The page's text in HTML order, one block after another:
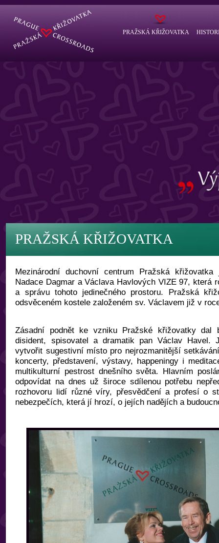
PRAŽSKÁ KŘIŽOVATKA
PRAŽSKÁ KŘIŽOVATKA
Mezinárodní duchovní centrum Pražská
Nadace Dagmar a Václava Havlových VIZE 97, která
a správu tohoto jedinečného prostoru. Pražská
odsvěceném kostele založeném sv. Václavem již v
Zásadní podnět ke vzniku Pražské křižovatky dal
disident, spisovatel a dramatik pan Václav Havel.
vytvořit sugestivní místo pro nejrozmanitější
koncerty, představení, výstavy, happeningy i
multikulturní pestrost dnešního světa. Hlavním
odpovídat na dnes už široce sdílenou potřebu
rozhovoru lidí různé víry, přesvědčení a profesí o
nebezpečích, která jí hrozí, o jejích nadějích a